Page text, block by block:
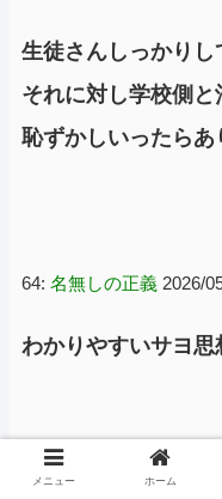
生徒さんしっかりし
それに対し学校側と
恥ずかしいったらあ
64: 名無しの正義 2026/
わかりやすいサヨ思
66:名無しの正義 2026/
メニュー ホーム